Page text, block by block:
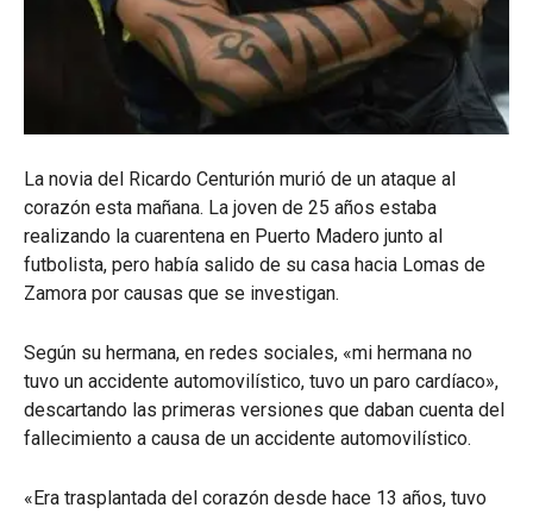
La novia del Ricardo Centurión murió de un ataque al
corazón esta mañana. La joven de 25 años estaba
realizando la cuarentena en Puerto Madero junto al
futbolista, pero había salido de su casa hacia Lomas de
Zamora por causas que se investigan.
Según su hermana, en redes sociales, «mi hermana no
tuvo un accidente automovilístico, tuvo un paro cardíaco»,
descartando las primeras versiones que daban cuenta del
fallecimiento a causa de un accidente automovilístico.
«Era trasplantada del corazón desde hace 13 años, tuvo